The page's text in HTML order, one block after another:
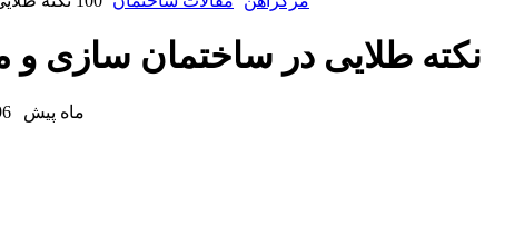
100 نکته طلایی در ساختمان سازی
9 ماه پیش